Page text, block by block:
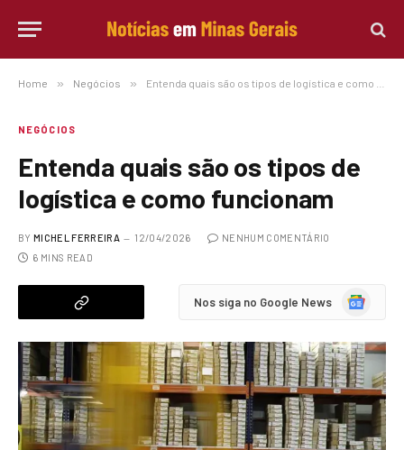
Home » Negócios » Entenda quais são os tipos de logística e como funcionam
NEGÓCIOS
Entenda quais são os tipos de
logística e como funcionam
BY MICHEL FERREIRA 12/04/2026
NENHUM COMENTÁRIO
6 MINS READ
Nos siga no Google News
Google